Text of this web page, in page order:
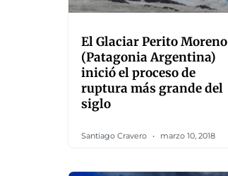
El Glaciar Perito Moreno
(Patagonia Argentina)
inició el proceso de
ruptura más grande del
siglo
Santiago Cravero marzo 10, 2018